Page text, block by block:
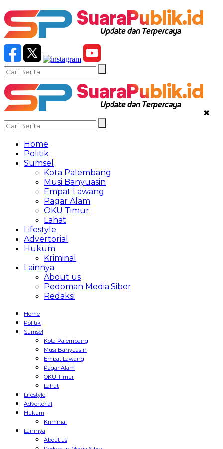
✖
Home
Politik
Sumsel
Kota Palembang
Musi Banyuasin
Empat Lawang
Pagar Alam
OKU Timur
Lahat
Lifestyle
Advertorial
Hukum
Kriminal
Lainnya
About us
Pedoman Media Siber
Redaksi
Home
Politik
Sumsel
Kota Palembang
Musi Banyuasin
Empat Lawang
Pagar Alam
OKU Timur
Lahat
Lifestyle
Advertorial
Hukum
Kriminal
Lainnya
About us